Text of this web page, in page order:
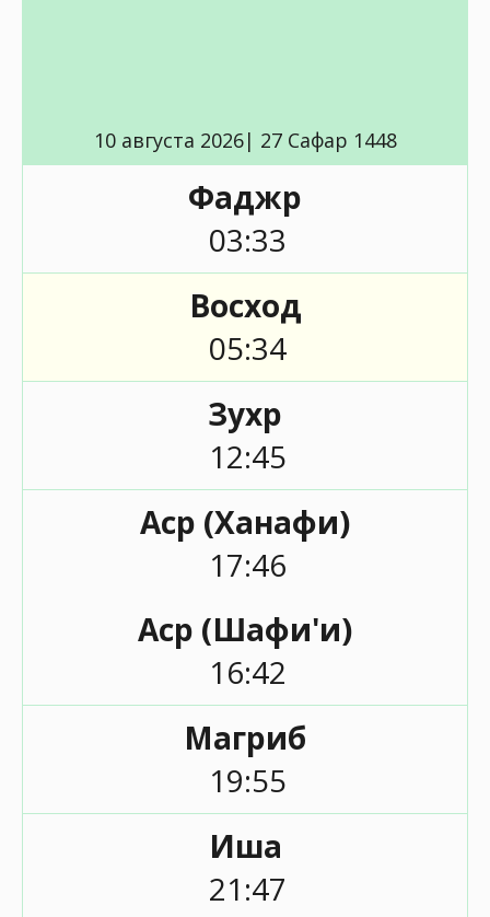
10 августа 2026| 27 Сафар 1448
Фаджр
03:33
Восход
05:34
Зухр
12:45
Аср (Ханафи)
17:46
Аср (Шафи'и)
16:42
Магриб
19:55
Иша
21:47